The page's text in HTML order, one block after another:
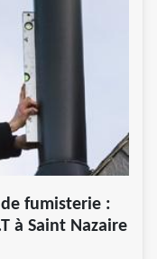
fumisterie :
à Saint Nazaire